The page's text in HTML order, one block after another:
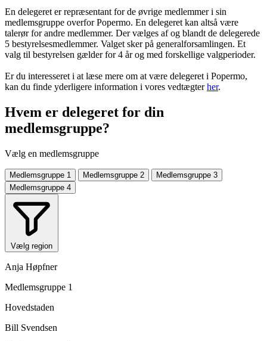
En delegeret er repræsentant for de øvrige medlemmer i sin
medlemsgruppe overfor Popermo. En delegeret kan altså være
talerør for andre medlemmer. Der vælges af og blandt de delegerede
5 bestyrelsesmedlemmer. Valget sker på generalforsamlingen. Et
valg til bestyrelsen gælder for 4 år og med forskellige valgperioder.
Er du interesseret i at læse mere om at være delegeret i Popermo,
kan du finde yderligere information i vores vedtægterher.
Hvem er delegeret for din
medlemsgruppe?
Vælg en medlemsgruppe
Medlemsgruppe 1 Medlemsgruppe 2
Medlemsgruppe 3
Medlemsgruppe 4
Vælg region
Anja Høpfner
Medlemsgruppe 1
Hovedstaden
Bill Svendsen